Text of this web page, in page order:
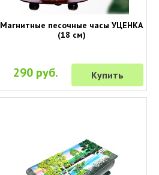
Магнитные песочные часы УЦЕНКА
(18 см)
290 руб. Купить